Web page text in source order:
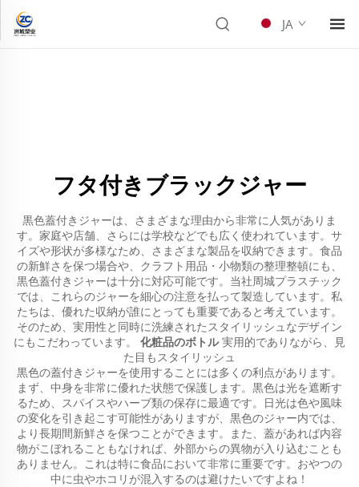
JA
フタ付きブラックジャー
黒色蓋付きジャーは、さまざまな理由から非常に人気がありま
す。家庭や店舗、さらには学校などでも広く使われています。サ
イズや形状が多様なため、さまざまな製品を収納できます。食品
の新鮮さを保つ場合や、クラフト用品・小物類の整理整頓にも、
黒色蓋付きジャーは十分に対応可能です。当社周城プラスチック
では、これらのジャーを細心の注意を払って製造しています。私
たちは、優れた収納が誰にとっても重要であると考えています。
そのため、実用性と同時に洗練されたスタイリッシュなデザイン
にもこだわっています。 化粧品のボトル実用的でありながら、見
た目もスタイリッシュ
黒色の蓋付きジャーを使用することには多くの利点があります。
まず、中身を非常に優れた状態で保護します。黒色は光を遮断す
るため、スパイスやハーブ類の保存に最適です。日光は色や風味
の変化を引き起こす可能性がありますが、黒色のジャー内では、
より長期間新鮮さを保つことができます。また、蓋があれば内容
物がこぼれることもなければ、外部からの異物が入り込むことも
ありません。これは特に食品において非常に重要です。おやつの
中に虫やホコリが混入するのは避けたいですよね！